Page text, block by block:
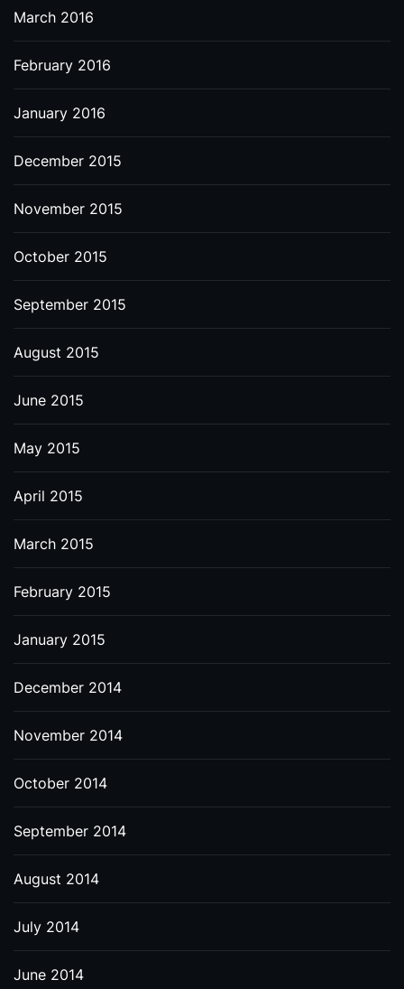
March 2016
February 2016
January 2016
December 2015
November 2015
October 2015
September 2015
August 2015
June 2015
May 2015
April 2015
March 2015
February 2015
January 2015
December 2014
November 2014
October 2014
September 2014
August 2014
July 2014
June 2014